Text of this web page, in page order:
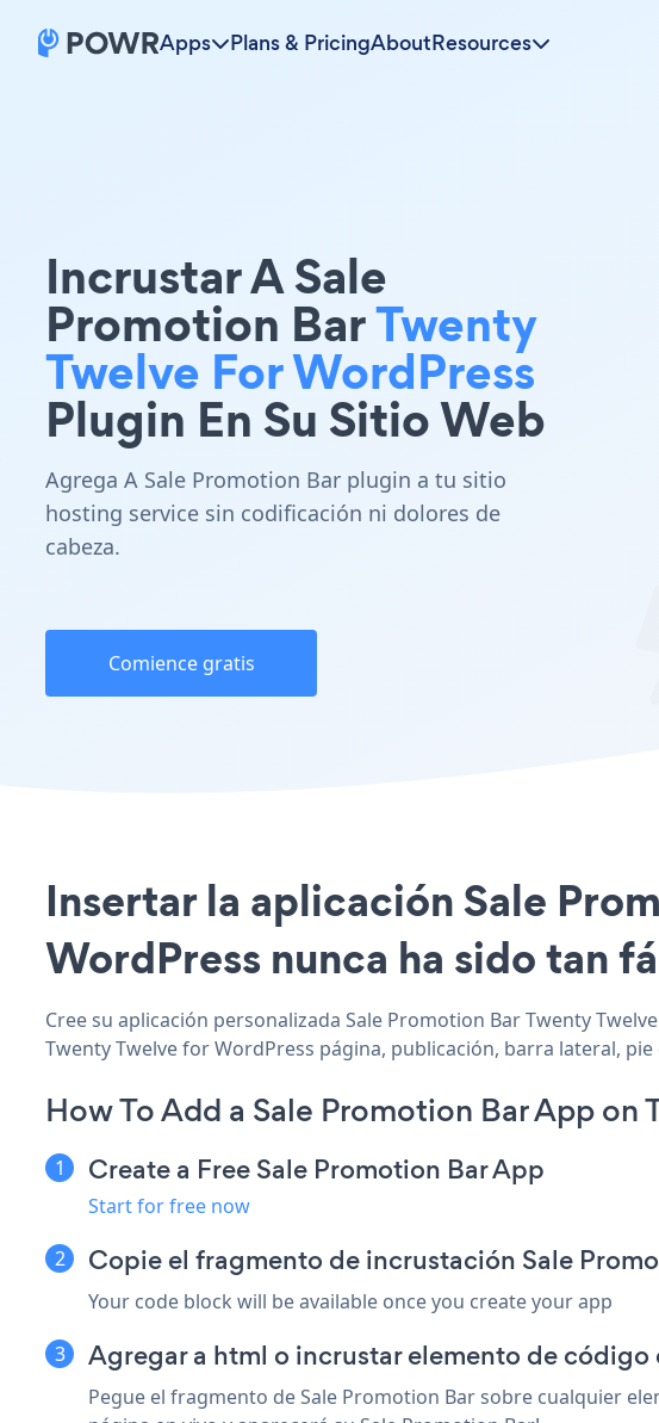
Apps Plans & PricingAboutResources
Incrustar A Sale
Promotion BarTwenty
Twelve For WordPress
Plugin En Su Sitio Web
Agrega A Sale Promotion Bar plugin a tu sitio
hosting service sin codificación ni dolores de
cabeza.
Comience gratis
Insertar la aplicación Sale
WordPress nunca ha sido tan
Cree su aplicación personalizada Sale Promotion Bar Twenty
Twenty Twelve for WordPress página, publicación, barra lateral,
How To Add a Sale Promotion Bar App on
Create a Free Sale Promotion Bar App
Start for free now
Copie el fragmento de incrustación Sale
Your code block will be available once you create your app
Agregar a html o incrustar elemento de
Pegue el fragmento de Sale Promotion Bar sobre cualquier